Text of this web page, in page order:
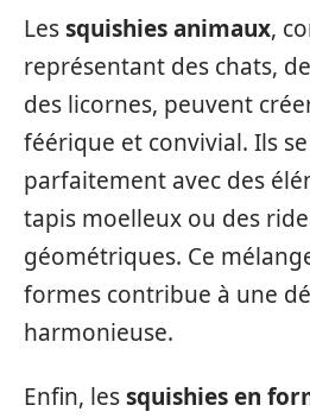
Lessquishies animaux,
représentant des chats,
des licornes, peuvent
féérique et convivial. Ils
parfaitement avec des
tapis moelleux ou des
géométriques. Ce
formes contribue à une
harmonieuse.
Enfin, lessquishies en